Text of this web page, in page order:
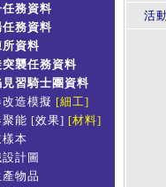
任務資料
任務資料
所資料
突襲任務資料
見習騎士團資料
造模擬 [細工]
能 [效果] [材料]
本
計圖
物品
活